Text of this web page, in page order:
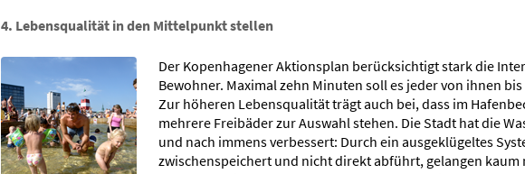
4. Lebensqualität in den Mittelpunkt stellen
Der Kopenhagener Aktionsplan berücksichtigt stark die
Bewohner. Maximal zehn Minuten soll es jeder von ihnen
Zur höheren Lebensqualität trägt auch bei, dass im
mehrere Freibäder zur Auswahl stehen. Die Stadt hat die
und nach immens verbessert: Durch ein ausgeklügeltes
zwischenspeichert und nicht direkt abführt, gelangen kaum